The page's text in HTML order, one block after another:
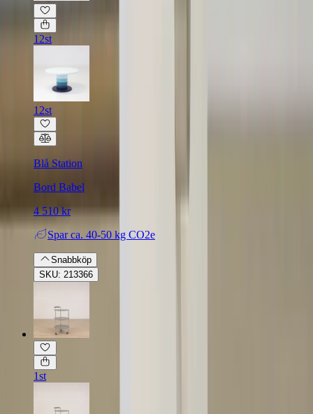
12st
12st
Blå Station
Bord Babel
4 510 kr
Spar ca. 40-50 kg CO2e
Snabbköp
SKU: 213366
1st